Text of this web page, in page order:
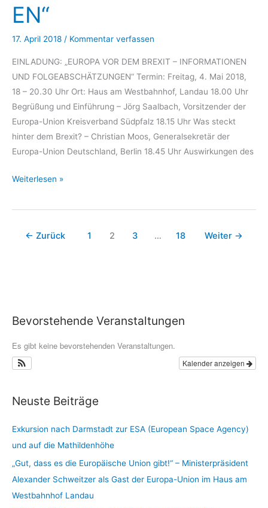
Kaiserreich
1918)
EN“
17. April 2018 / Kommentar verfassen
EINLADUNG: „EUROPA VOR DEM BREXIT – INFORMATIONEN
UND FOLGEABSCHÄTZUNGEN“ Termin: Freitag, 4. Mai 2018,
18 – 20.30 Uhr Ort: Haus am Westbahnhof, Landau 18.00 Uhr
Begrüßung und Einführung – Jörg Saalbach, Vorsitzender der
Europa-Union Kreisverband Südpfalz 18.15 Uhr Was steckt
hinter dem Brexit? – Christian Moos, Generalsekretär der
Europa-Union Deutschland, Berlin 18.45 Uhr Auswirkungen des
„EUROPA
DEM
Weiterlesen »
← Zurück 1 2 3 … 18 Weiter →
Bevorstehende Veranstaltungen
Es gibt keine bevorstehenden Veranstaltungen.
Kalender anzeigen
Neuste Beiträge
Exkursion nach Darmstadt zur ESA (European Space Agency)
und auf die Mathildenhöhe
„Gut, dass es die Europäische Union gibt!“ – Ministerpräsident
Alexander Schweitzer als Gast der Europa-Union im Haus am
Westbahnhof Landau